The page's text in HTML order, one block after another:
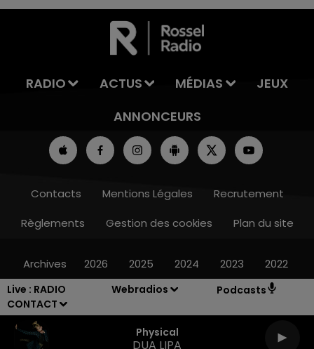
Live : RADIO
CONTACT
Webradios Podcasts
Physical
DUA LIPA
LA TEAM DU WEEK-END
RADIO ACTUS MÉDIAS
JEUX
ANNONCEURS
Contacts Mentions Légales
Recrutement
Règlements
Gestion des cookies Plan du site
Archives 2026 2025 2024 2023 2022